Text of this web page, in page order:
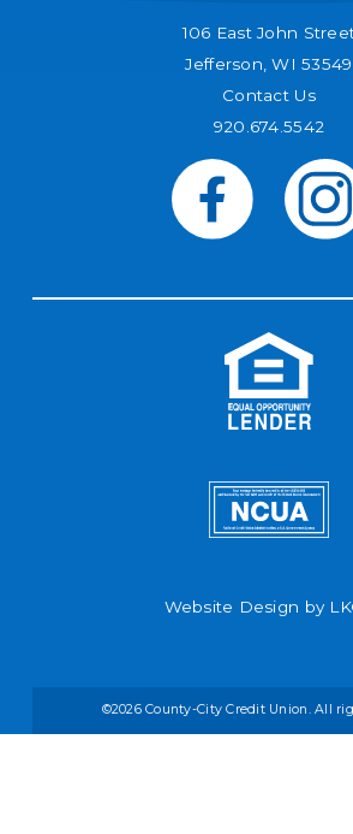
106 East John
Jefferson, WI 53549
Contact Us
920.674.5542
Website Design by
©2026 County-City Credit Union. All